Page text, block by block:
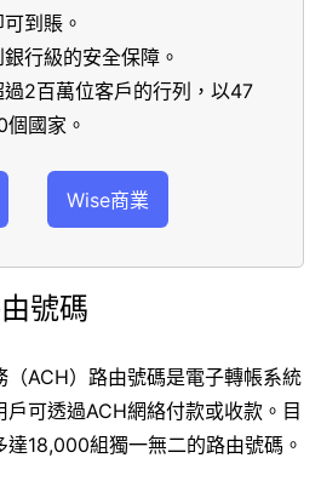
到賬。
行級的安全保障。
2百萬位客戶的行列，以47
國家。
Wise商業
號碼
ACH）路由號碼是電子轉帳系統
戶可透過ACH網絡付款或收款。目
18,000組獨一無二的路由號碼。